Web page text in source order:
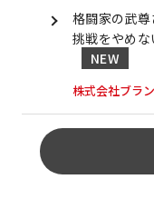
格闘家の武
挑戦をやめ
株式会社ブラ